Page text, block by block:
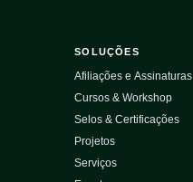
SOLUÇÕES
Afiliações e Assinaturas
Cursos & Workshop
Selos & Certificações
Projetos
Serviços